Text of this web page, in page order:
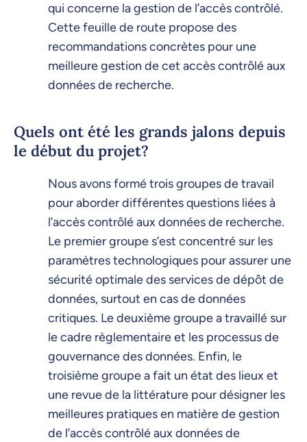
qui concerne la gestion de l’accès contrôlé.
Cette feuille de route propose des
recommandations concrètes pour une
meilleure gestion de cet accès contrôlé aux
données de recherche.
Quels ont été les grands jalons depuis
le début du projet?
Nous avons formé trois groupes de travail
pour aborder différentes questions liées à
l’accès contrôlé aux données de recherche.
Le premier groupe s’est concentré sur les
paramètres technologiques pour assurer une
sécurité optimale des services de dépôt de
données, surtout en cas de données
critiques. Le deuxième groupe a travaillé sur
le cadre règlementaire et les processus de
gouvernance des données. Enfin, le
troisième groupe a fait un état des lieux et
une revue de la littérature pour désigner les
meilleures pratiques en matière de gestion
de l’accès contrôlé aux données de